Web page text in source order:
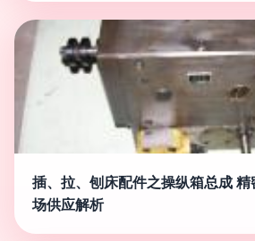
插、拉、刨床配件之操纵箱总成
场供应解析